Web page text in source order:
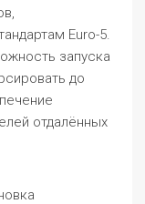
Euro-5.
запуска
до
отдалённых